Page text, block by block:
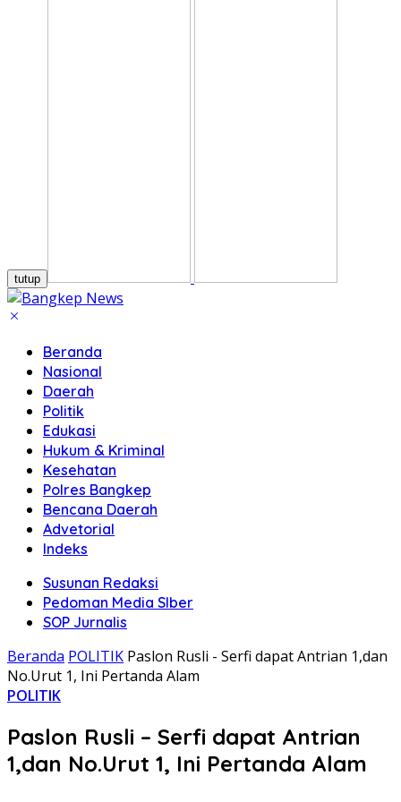
tutup
Beranda
Nasional
Daerah
Politik
Edukasi
Hukum & Kriminal
Kesehatan
Polres Bangkep
Bencana Daerah
Advetorial
Indeks
Susunan Redaksi
Pedoman Media SIber
SOP Jurnalis
Beranda POLITIK Paslon Rusli - Serfi dapat Antrian 1,dan
No.Urut 1, Ini Pertanda Alam
POLITIK
Paslon Rusli – Serfi dapat Antrian
1,dan No.Urut 1, Ini Pertanda Alam